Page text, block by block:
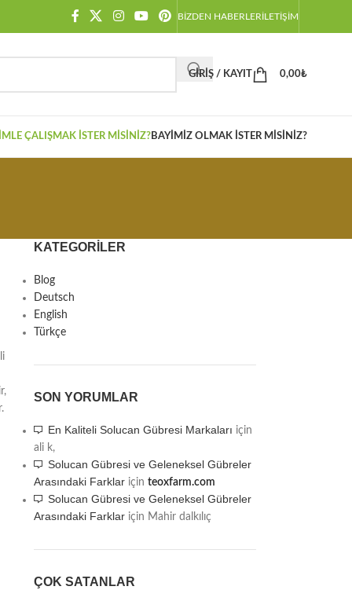
BIZDEN HABERLERİLETIŞIM
GIRIŞ / KAYIT 0,00₺
ÇALIŞMAK İSTER MISINIZ?BAYIMIZ OLMAK İSTER MISINIZ?
KATEGORILER
Blog
Deutsch
English
Türkçe
SON YORUMLAR
En Kaliteli Solucan Gübresi Markaları için
ali k,
Solucan Gübresi ve Geleneksel Gübreler
Arasındaki Farklariçin teoxfarm.com
Solucan Gübresi ve Geleneksel Gübreler
Arasındaki Farklariçin Mahir dalkılıç
ÇOK SATANLAR